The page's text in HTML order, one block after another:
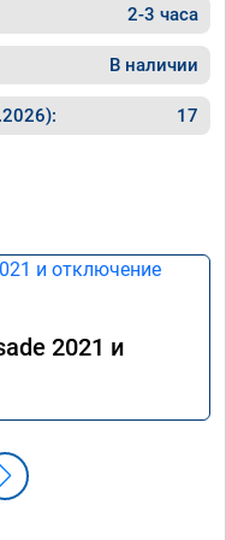
В
пути!
2-3 часа
В наличии
17
2021 и